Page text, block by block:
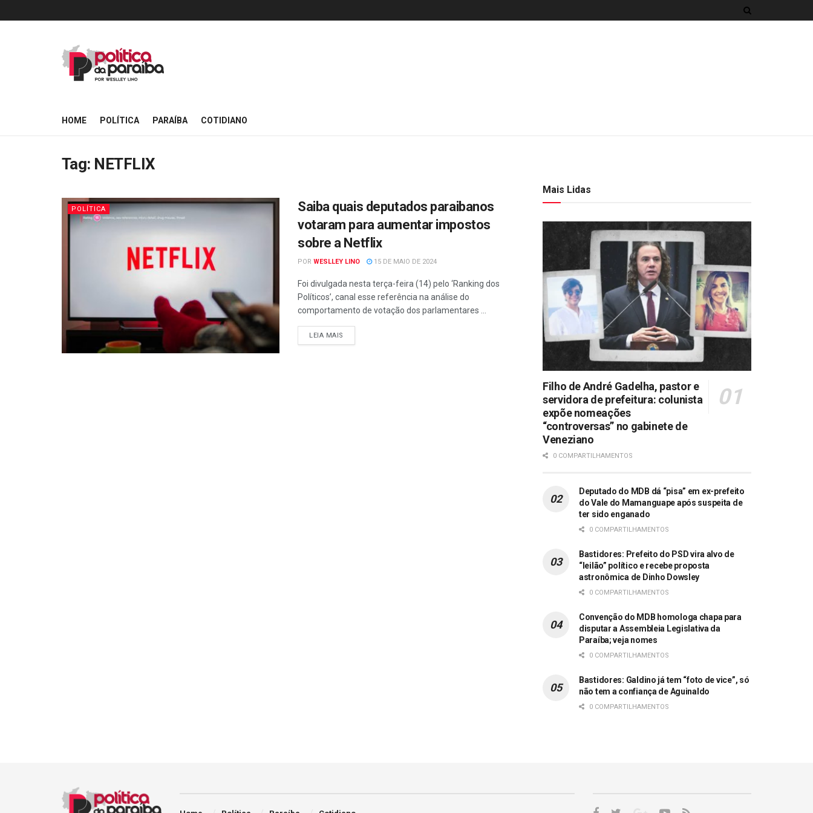
HOME POLÍTICA PARAÍBA COTIDIANO
Tag: NETFLIX
POLÍTICA
Saiba quais deputados paraibanos
votaram para aumentar impostos
sobre a Netflix
POR WESLLEY LINO 15 DE MAIO DE 2024
Foi divulgada nesta terça-feira (14) pelo ‘Ranking dos
Políticos’, canal esse referência na análise do
comportamento de votação dos parlamentares ...
LEIA MAIS
Mais Lidas
Filho de André Gadelha, pastor e
servidora de prefeitura: colunista
expõe nomeações
“controversas” no gabinete de
Veneziano
0 COMPARTILHAMENTOS
Deputado do MDB dá “pisa” em ex-prefeito
do Vale do Mamanguape após suspeita de
ter sido enganado
0 COMPARTILHAMENTOS
Bastidores: Prefeito do PSD vira alvo de
“leilão” político e recebe proposta
astronômica de Dinho Dowsley
0 COMPARTILHAMENTOS
Convenção do MDB homologa chapa para
disputar a Assembleia Legislativa da
Paraíba; veja nomes
0 COMPARTILHAMENTOS
Bastidores: Galdino já tem “foto de vice”, só
não tem a confiança de Aguinaldo
0 COMPARTILHAMENTOS